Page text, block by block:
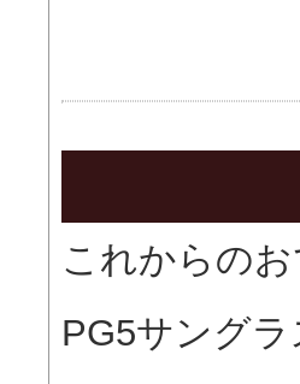
これからの
PG5サングラ